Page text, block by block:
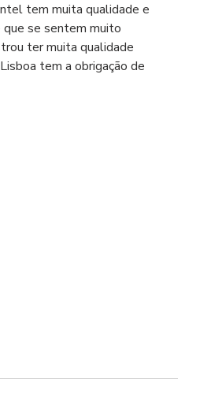
tem muita qualidade e
que se sentem muito
ter muita qualidade
tem a obrigação de